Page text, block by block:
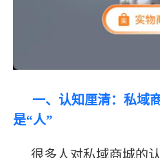
一、认知厘清：私域
是“人”
很多人对私域商城的